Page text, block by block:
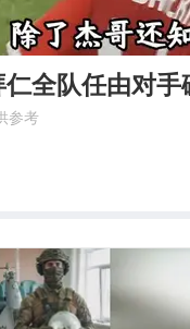
全队任由对
参考